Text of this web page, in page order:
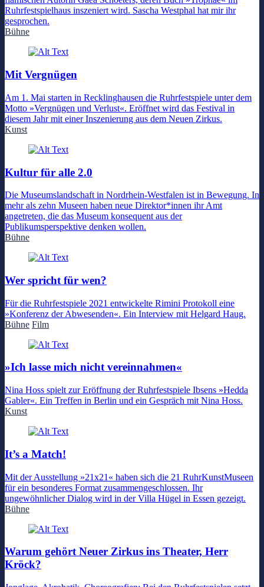
Ruhrfestspielhaus inszeniert wird. Sascha Westphal hat mir ihr
gesprochen.
Bühne
Mit Vergnügen
Am 1. Mai starten in Recklinghausen die Ruhrfestspiele unter dem
Motto »Vergnügen und Verlust«. Eröffnet wird das Festival in
diesem Jahr mit einer Inszenierung aus dem Neuen Zirkus.
Kunst
Kultur für alle 2.0
Die Museumslandschaft in Nordrhein-Westfalen ist in Bewegung. In
mehr als zehn Museen haben neue Direktor*innen ihr Amt
angetreten, die das Museum konsequent aus der
Publikumsperspektive denken wollen.
Bühne
Wer spricht für wen?
Für die Ruhrfestspiele 2021 entwickelte Rimini Protokoll eine
»Konferenz der Abwesenden«. Ein Interview mit Helgard Haug.
Bühne Film
»Ich lasse mich nicht vereinnahmen«
Nina Hoss spielt zur Eröffnung der Ruhrfestspiele Ibsens »Hedda
Gabler«. Ein Treffen in Berlin und ein Gespräch mit Nina Hoss.
Kunst
It’s a Match!
Mit der Ausstellung »21x21« haben sich die 21 RuhrKunstMuseen
für ein besonderes Format zusammengeschlossen. Ihr
ungewöhnlicher Dialog wird in der Villa Hügel in Essen gezeigt.
Bühne
Warum gehört Neuer Zirkus ins Theater, Herr
Kröck?